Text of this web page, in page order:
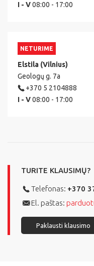
I - V08:00 - 17:00
NETURIME
Elstila (Vilnius)
Geologų g. 7a
+370 5 2104888
I - V08:00 - 17:00
TURITE KLAUSIMŲ?
Telefonas: +370
El. paštas:
Paklausti klausimo